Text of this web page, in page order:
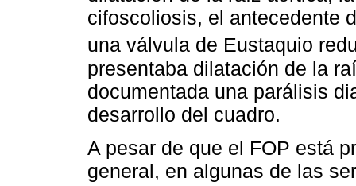
cifoscoliosis, el antecedente
una válvula de Eustaquio
presentaba dilatación de la
documentada una parálisis
desarrollo del cuadro.
A pesar de que el FOP está
general, en algunas de las